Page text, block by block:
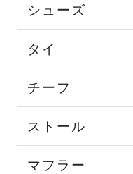
シューズ
タイ
チーフ
ストール
マフラー